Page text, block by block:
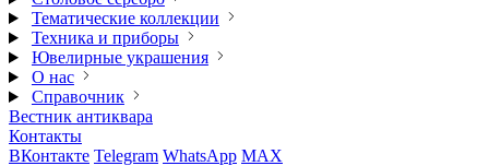
Тематические коллекции
Техника и приборы
Ювелирные украшения
О нас
Справочник
Вестник антиквара
Контакты
ВКонтакте Telegram WhatsApp MAX